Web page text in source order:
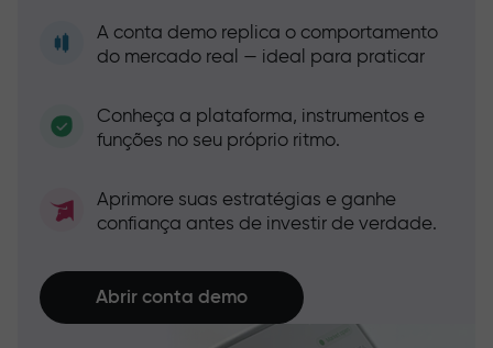
A conta demo replica o comportamento
do mercado real — ideal para praticar
Conheça a plataforma, instrumentos e
funções no seu próprio ritmo.
Aprimore suas estratégias e ganhe
confiança antes de investir de verdade.
Abrir conta demo